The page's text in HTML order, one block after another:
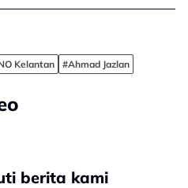
Kelantan #Ahmad Jazlan
berita kami